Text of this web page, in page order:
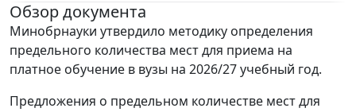
Обзор документа
Минобрнауки утвердило методику определения
предельного количества мест для приема на
платное обучение в вузы на 2026/27 учебный год.
Предложения о предельном количестве мест для